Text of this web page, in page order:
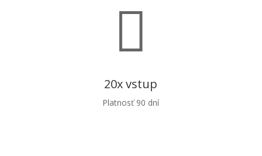

20x vstup
Platnosť 90 dní